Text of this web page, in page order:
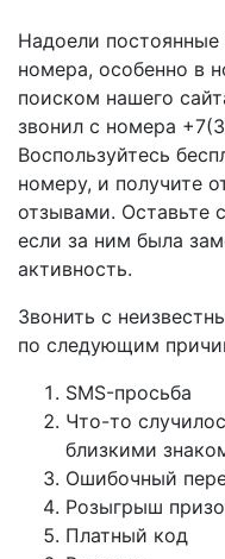
Надоели постоянные
номера, особенно в
поиском нашего
звонил с номера
Воспользуйтесь
номеру, и получите
отзывами. Оставьте
если за ним была
активность.
Звонить с
по следующим
SMS-просьба
Что-то
близкими
Ошибочный
Розыгрыш
Платный код